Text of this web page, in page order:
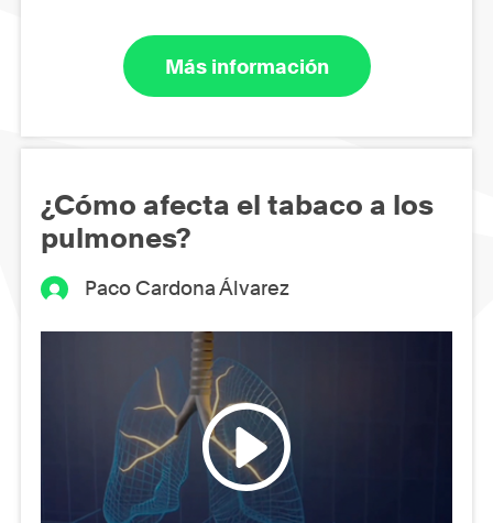
Más información
¿Cómo afecta el tabaco a los
pulmones?
Paco Cardona Álvarez